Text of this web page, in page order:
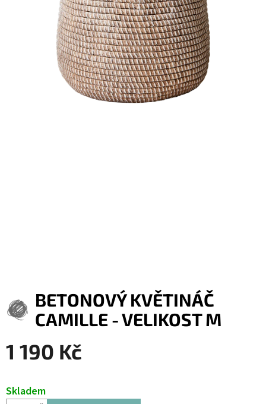
BETONOVÝ KVĚTINÁČ
CAMILLE - VELIKOST M
1 190 Kč
Skladem